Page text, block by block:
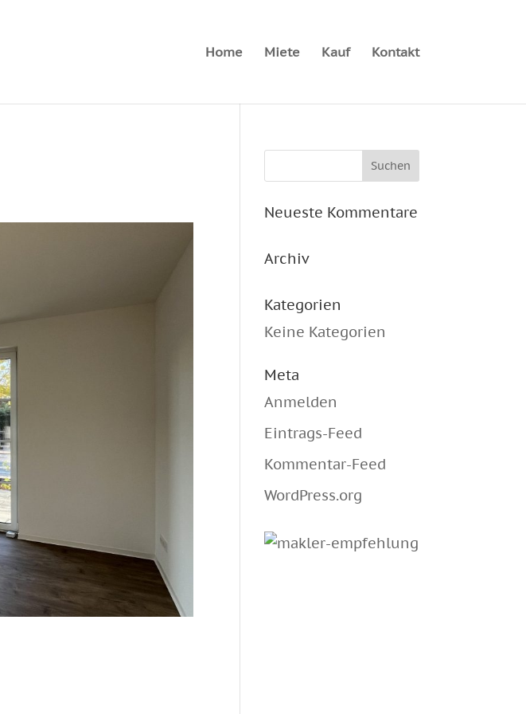
Home Miete Kauf Kontakt
Neueste Kommentare
Archiv
Kategorien
Keine Kategorien
Meta
Anmelden
Eintrags-Feed
Kommentar-Feed
WordPress.org